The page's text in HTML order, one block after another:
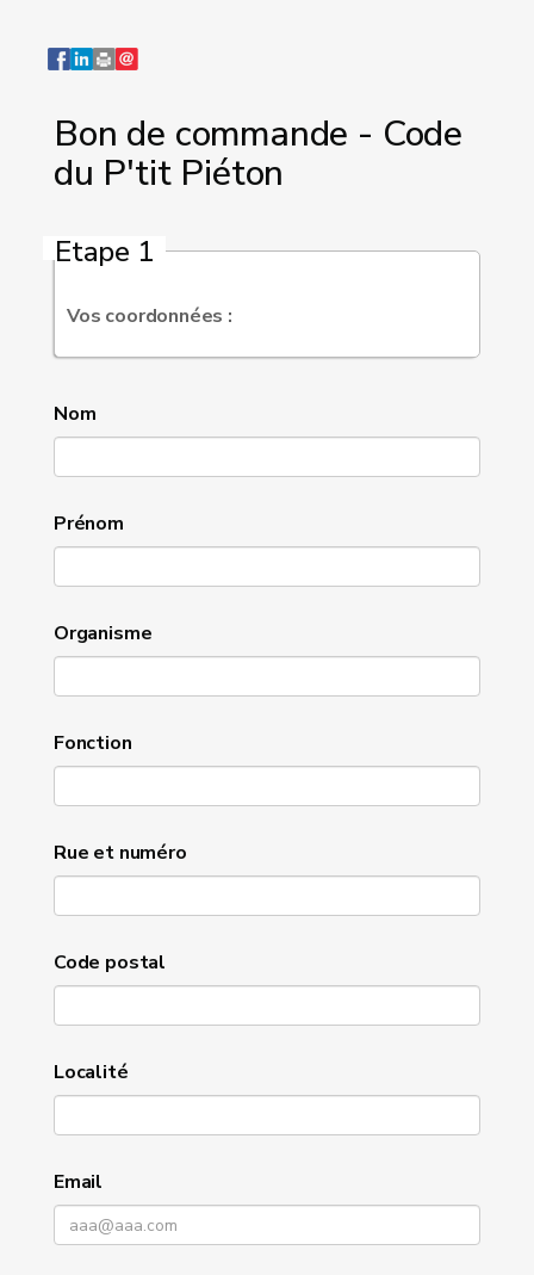
Bon de commande - Code
du P'tit Piéton
Etape 1
Vos coordonnées :
Nom
Prénom
Organisme
Fonction
Rue et numéro
Code postal
Localité
Email